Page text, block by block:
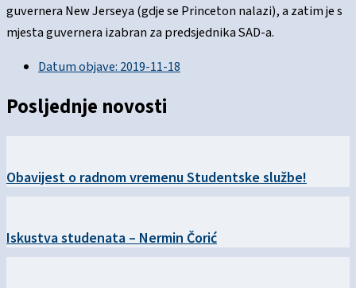
guvernera New Jerseya (gdje se Princeton nalazi), a zatim je s
mjesta guvernera izabran za predsjednika SAD-a.
Datum objave:2019-11-18
Posljednje novosti
Obavijest o radnom vremenu Studentske službe!
Iskustva studenata – Nermin Čorić